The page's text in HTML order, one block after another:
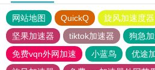
网站地图 QuickQ 旋风加速度器
坚果加速器
tiktok加速器
狗急
免费vqn外网加速
小蓝鸟 优途